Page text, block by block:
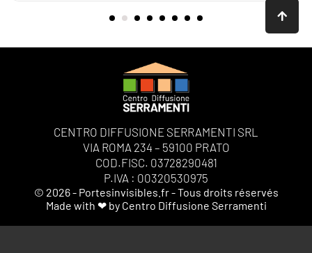
CENTRO DIFFUSIONE SERRAMENTI SRL
VIA ROMA 234 – 59100 PRATO
COD.FISC. 03728290481
P.IVA : 00320530975
© 2026 - Portesinvisibles.fr - Tous droits réservés
Made with ❤ by Centro Diffusione Serramenti